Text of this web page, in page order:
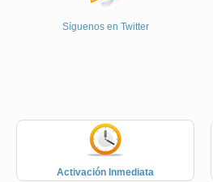
Síguenos en Twitter
Activación Inmediata